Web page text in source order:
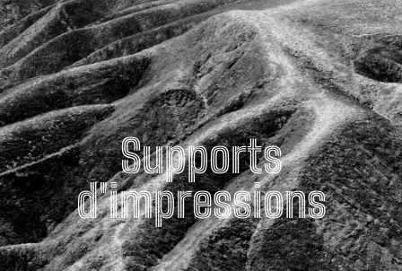
Supports
d'impressions